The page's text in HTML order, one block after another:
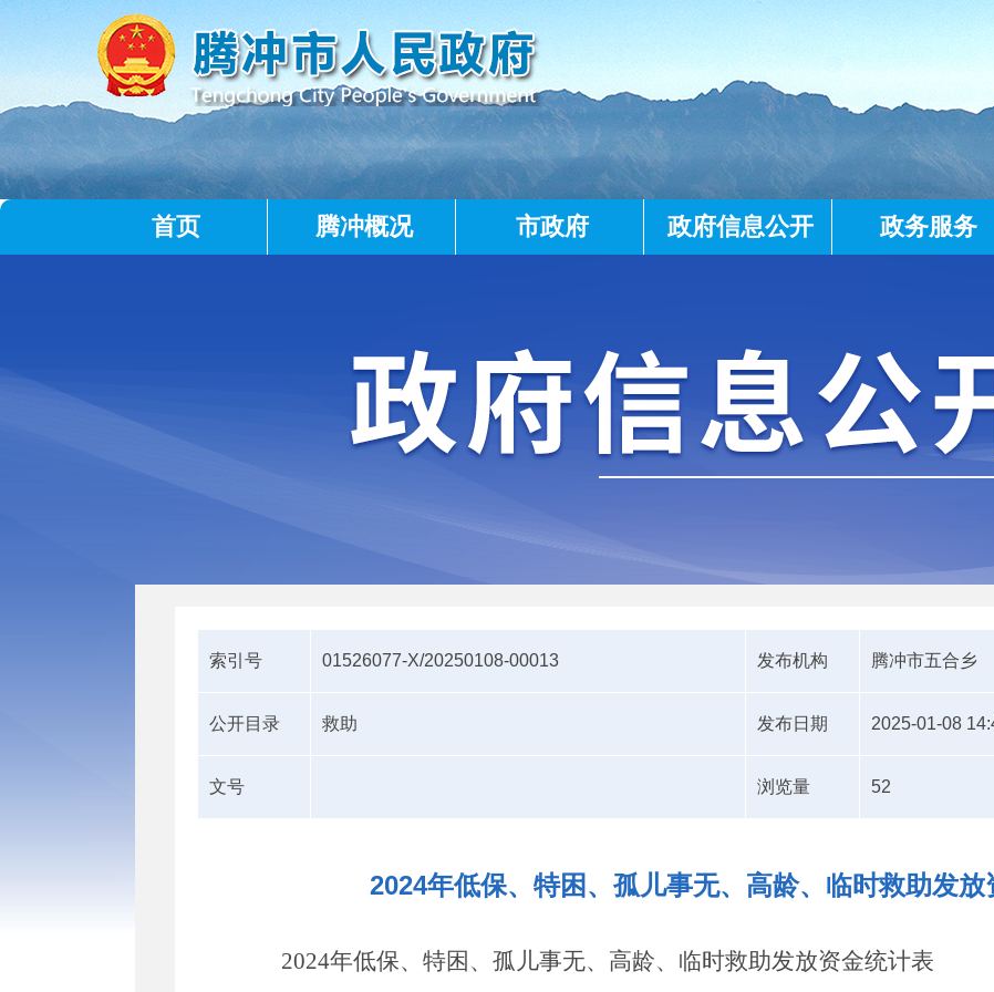
首页 腾冲概况 市政府 政府信息公开 政务服务
索引号 01526077-X/20250108-00013 发布机构 腾冲市五合乡
公开目录 救助 发布日期 2025-01-08
文号 浏览量 52
2024年低保、特困、孤儿事无、高龄、临时救助发放
2024年低保、特困、孤儿事无、高龄、临时救助发放资金统计表